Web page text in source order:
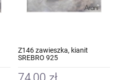
Z146 zawieszka, kianit
SREBRO 925